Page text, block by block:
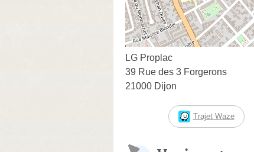
LG Proplac
39 Rue des 3 Forgerons
21000 Dijon
Trajet Waze